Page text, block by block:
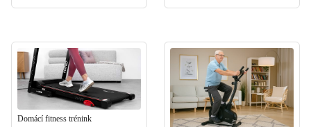
Domácí fitness trénink